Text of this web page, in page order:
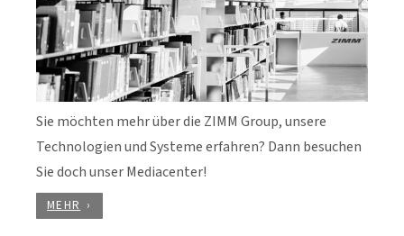
Sie möchten mehr über die ZIMM Group, unsere
Technologien und Systeme erfahren? Dann besuchen
Sie doch unser Mediacenter!
MEHR